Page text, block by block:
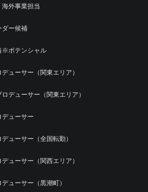
海外事業担当
ー候補
※ポテンシャル
ューサー（関東エリア）
デューサー（関東エリア）
デューサー
ューサー（全国転勤）
ューサー（関西エリア）
ューサー（黒潮町）